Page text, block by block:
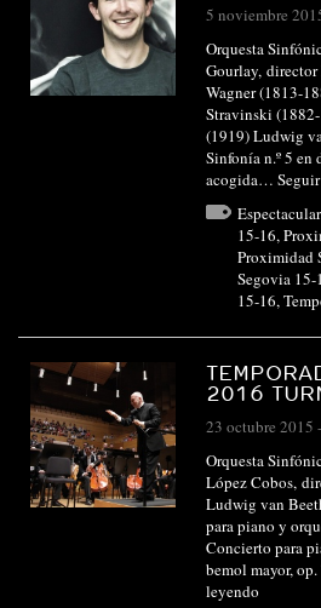
5 noviembre
Orquesta
Gourlay, director
Wagner (1813-
Stravinski
(1919) Ludwig
Sinfonía n.º 5 en
acogida…
15-16,
Proximidad
Segovia 15-
15-16,
2016
23 octubre 2015 -
Orquesta
López Cobos,
Ludwig van
para piano y
Concierto para
bemol mayor,
leyendo